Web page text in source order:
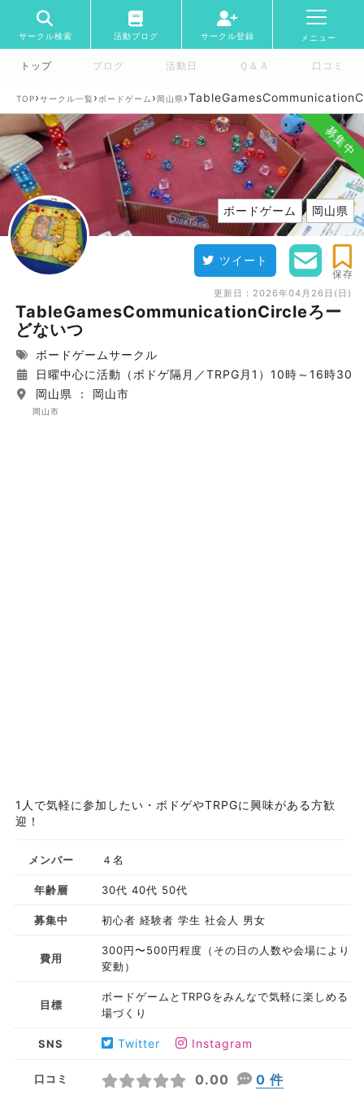
サークル検索 活動ブログ サークル登録 メニュー
トップ ブログ 活動日 Ｑ＆Ａ 口コミ
TOP›サークル一覧 › ボードゲーム ›岡山県›
募集中
ボードゲーム 岡山県
ツイート
保存
更新日： 2026年04月26日(日)
TableGamesCommunicationCircleろー
どないつ
ボードゲームサークル
日曜中心に活動（ボドゲ隔月／TRPG月1）10時～16時30分
岡山県 ： 岡山市
岡山市
1人で気軽に参加したい・ボドゲやTRPGに興味がある方歓
迎！
メンバー ４名
年齢層 30代 40代 50代
募集中 初心者 経験者 学生 社会人 男女
費用
300円〜500円程度（その日の人数や会場により
変動）
目標
ボードゲームとTRPGをみんなで気軽に楽しめる
場づくり
SNS Twitter Instagram
口コミ 0.00 0 件